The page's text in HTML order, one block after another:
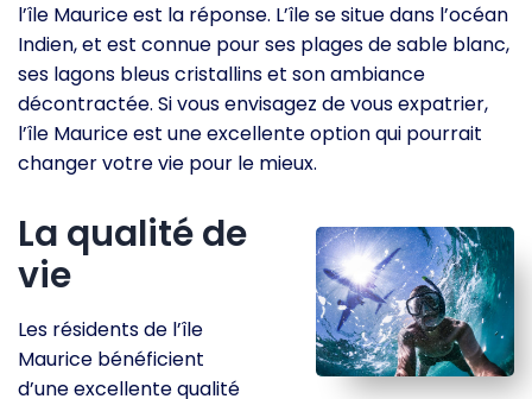
l’île Maurice est la réponse. L’île se situe dans l’océan
Indien, et est connue pour ses plages de sable blanc,
ses lagons bleus cristallins et son ambiance
décontractée. Si vous envisagez de vous expatrier,
l’île Maurice est une excellente option qui pourrait
changer votre vie pour le mieux.
La qualité de
vie
Les résidents de l’île
Maurice bénéficient
d’une excellente qualité